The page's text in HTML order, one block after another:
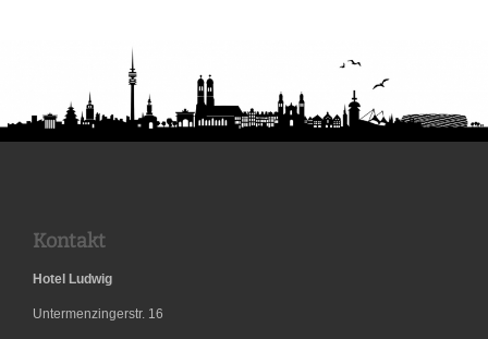
Unterkunft
für
Monteure
Kontakt
Hotel Ludwig
Untermenzingerstr. 16